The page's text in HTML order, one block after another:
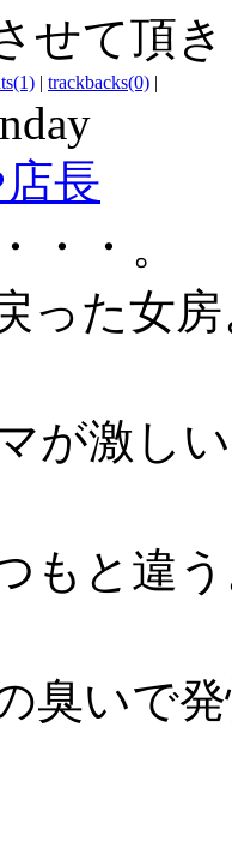
せて頂
| trackbacks(0) |
長
・・。
った女
が激し
もと違
臭いで